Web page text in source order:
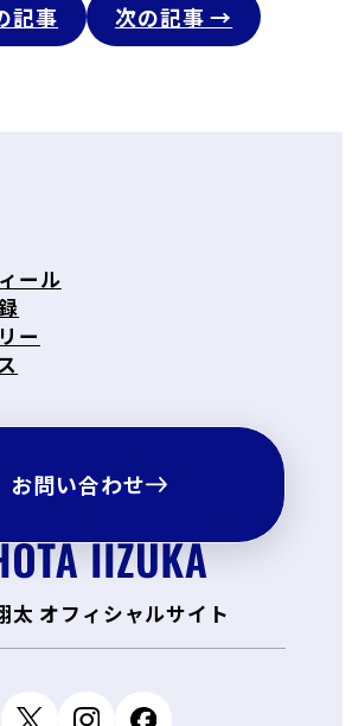
記事 次の記事 →
太 オフィシャルサイト
ール
ー
お問い合わせ